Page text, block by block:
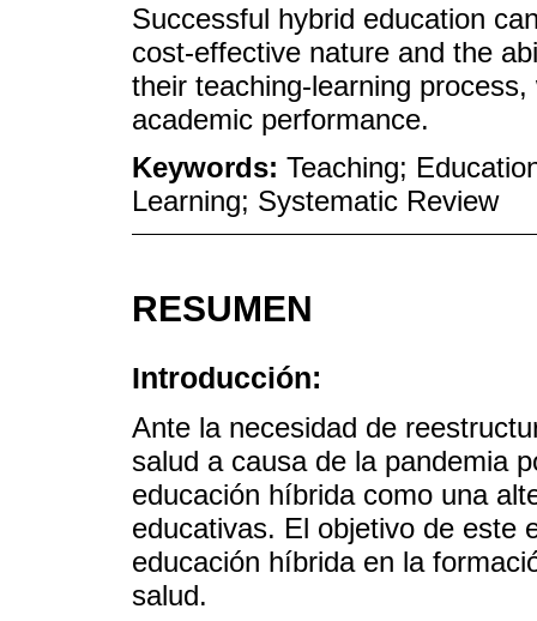
Successful hybrid education
cost-effective nature and the
their teaching-learning
academic performance.
Keywords: Teaching;
Learning; Systematic Review
RESUMEN
Introducción:
Ante la necesidad de
salud a causa de la pandemia
educación híbrida como una
educativas. El objetivo de este
educación híbrida en la
salud.